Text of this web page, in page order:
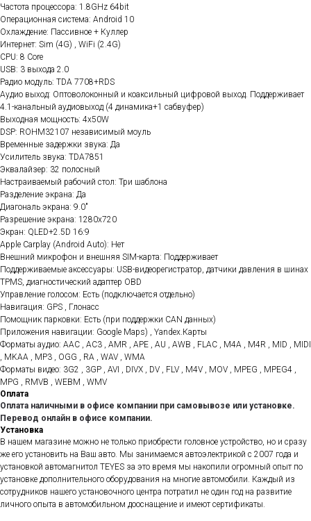
Частота процессора: 1.8GHz 64bit
Операционная система: Android 10
Охлаждение: Пассивное + Куллер
Интернет: Sim (4G) , WiFi (2.4G)
CPU: 8 Core
USB: 3 выхода 2.0
Радио модуль: TDA 7708+RDS
Аудио выход: Оптоволоконный и коаксильный цифровой выход. Поддерживает
4.1-канальный аудиовыход (4 динамика+1 сабвуфер)
Выходная мощность: 4x50W
DSP: ROHM32107 независимый моуль
Временные задержки звука: Да
Усилитель звука: TDA7851
Эквалайзер: 32 полосный
Настраиваемый рабочий стол: Три шаблона
Разделение экрана: Да
Диагональ экрана: 9.0"
Разрешение экрана: 1280x720
Экран: QLED+2.5D 16:9
Apple Carplay (Android Auto): Нет
Внешний микрофон и внешняя SIM-карта: Поддерживает
Поддерживаемые аксессуары: USB-видеорегистратор, датчики давления в шинах
TPMS, диагностический адаптер OBD
Управление голосом: Есть (подключается отдельно)
Навигация: GPS , Глонасс
Помощник парковки: Есть (при поддержки CAN данных)
Приложения навигации: Google Maps) , Yandex.Карты
Форматы аудио: AAC , AC3 , AMR , APE , AU , AWB , FLAC , M4A , M4R , MID , MIDI
, MKAA , MP3 , OGG , RA , WAV , WMA
Форматы видео: 3G2 , 3GP , AVI , DIVX , DV , FLV , M4V , MOV , MPEG , MPEG4 ,
MPG , RMVB , WEBM , WMV
Оплата
Оплата наличными в офисе компании при самовывозе или установке.
Перевод онлайн в офисе компании.
Установка
В нашем магазине можно не только приобрести головное устройство, но и сразу
же его установить на Ваш авто. Мы занимаемся автоэлектрикой с 2007 года и
установкой автомагнитол TEYES за это время мы накопили огромный опыт по
установке дополнительного оборудования на многие автомобили. Каждый из
сотрудников нашего установочного центра потратил не один год на развитие
личного опыта в автомобильном дооснащение и имеют сертификаты.